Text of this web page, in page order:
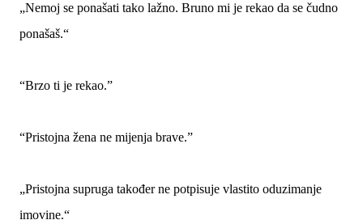
„Nemoj se ponašati tako lažno. Bruno mi je rekao da se čudno
ponašaš.“
“Brzo ti je rekao.”
“Pristojna žena ne mijenja brave.”
„Pristojna supruga također ne potpisuje vlastito oduzimanje
imovine.“